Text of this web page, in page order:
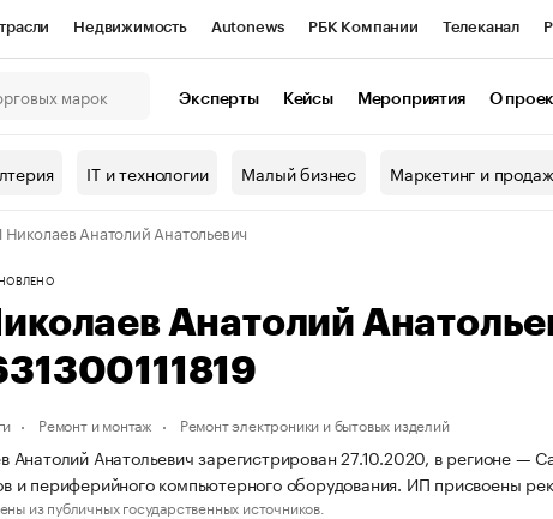
Недвижимость Autonews РБК Компании Телеканал
Проверка контрагентов
Эксперты Кейсы Мероприятия О
IT и технологии Малый бизнес Маркетинг и
Анатолий Анатольевич
Анатолий
Ремонт и монтаж Ремонт электроники и бытовых изделий
Анатолий Анатольевич зарегистрирован 27.10.2020, в регионе —
и периферийного компьютерного оборудования. ИП присвоены
из публичных государственных источников.